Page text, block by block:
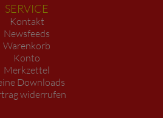
SERVICE
Kontakt
Newsfeeds
Warenkorb
Konto
Merkzettel
Downloads
widerrufen